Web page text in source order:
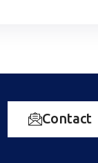
Contact